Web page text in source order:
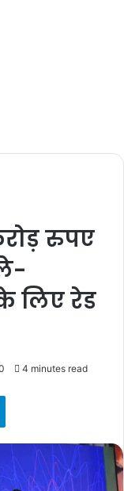
रुपए
लिए रेड
4 minutes read